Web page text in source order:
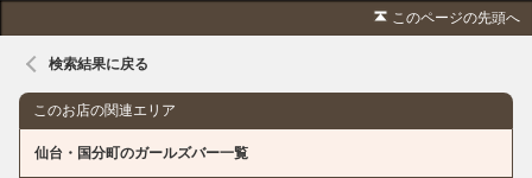
このページの先頭へ
検索結果に戻る
このお店の関連エリア
仙台・国分町のガールズバー一覧